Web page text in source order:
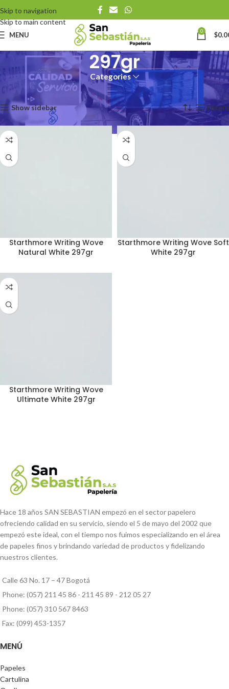
Skip to navigation
Skip to main content
MENU 0 $
297gr
Categories
Productos Cartulina Gramaje 297gr Mostrando los 3 resultados
Show sidebar Filters
Starthmore Writing Wove
Natural White 297gr
Starthmore Writing Wove Soft
White 297gr
Starthmore Writing Wove
Ultimate White 297gr
Hace 18 años SAN SEBASTIAN empezó en el sector papelero
ofreciendo calidad en su servicio, siendo el 5 de mayo del 2002 que
empezó este ideal, con el tiempo nos fuimos especializando en el área
de papeles finos y brindando variedad de productos y fidelizando
nuestros clientes.
Calle 63 No. 17 – 47 Bogotá
Phone: (057) 211 45 86 - 211 45 89 - 212 05 27
Phone: (057) 310 567 8463
Fax: (099) 453-1357
MENÚ
Papeles
Cartulina